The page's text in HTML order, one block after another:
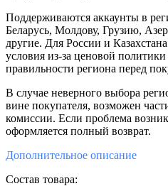
Поддерживаются аккаунты в
Беларусь, Молдову, Грузию,
другие. Для России и
условия из-за ценовой
правильности региона перед
В случае неверного выбора
вине покупателя, возможен
комиссии. Если проблема
оформляется полный возврат.
Дополнительное описание
Состав товара: